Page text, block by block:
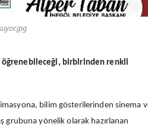
öğrenebileceği, birbirinden renkli
bilim gösterilerinden sinema
grubuna yönelik olarak hazırlanan